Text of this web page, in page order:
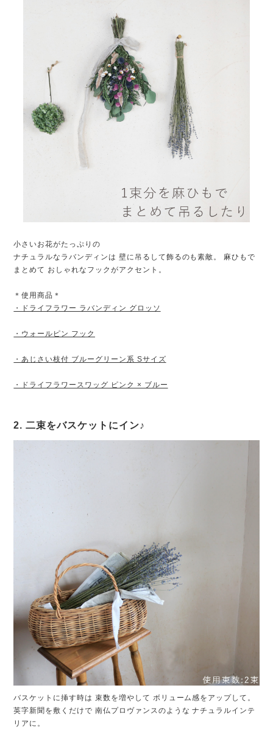
小さいお花がたっぷりの
ナチュラルなラバンディンは 壁に吊るして飾るのも素敵。 麻ひもで
まとめて おしゃれなフックがアクセント。
＊使用商品＊
・ドライフラワー ラバンディン グロッソ
・ウォールピン フック
・あじさい枝付 ブルーグリーン系 Sサイズ
・ドライフラワースワッグ ピンク × ブルー
2. 二束をバスケットにイン♪
バスケットに挿す時は 束数を増やして ボリューム感をアップして。
英字新聞を敷くだけで 南仏プロヴァンスのような ナチュラルインテ
リアに。